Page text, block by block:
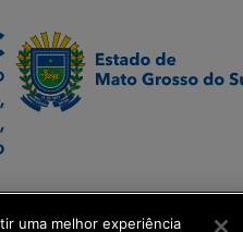
uma melhor experiência